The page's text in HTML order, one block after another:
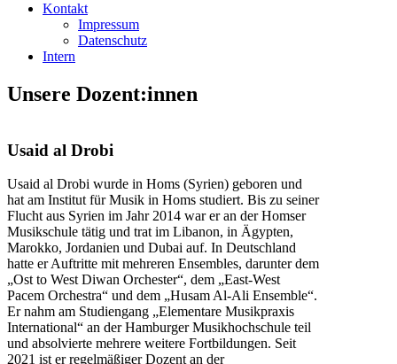
Kontakt
Impressum
Datenschutz
Intern
Unsere Dozent:innen
Usaid al Drobi
Usaid al Drobi wurde in Homs (Syrien) geboren und
hat am Institut für Musik in Homs studiert. Bis zu seiner
Flucht aus Syrien im Jahr 2014 war er an der Homser
Musikschule tätig und trat im Libanon, in Ägypten,
Marokko, Jordanien und Dubai auf. In Deutschland
hatte er Auftritte mit mehreren Ensembles, darunter dem
„Ost to West Diwan Orchester“, dem „East-West
Pacem Orchestra“ und dem „Husam Al-Ali Ensemble“.
Er nahm am Studiengang „Elementare Musikpraxis
International“ an der Hamburger Musikhochschule teil
und absolvierte mehrere weitere Fortbildungen. Seit
2021 ist er regelmäßiger Dozent an der